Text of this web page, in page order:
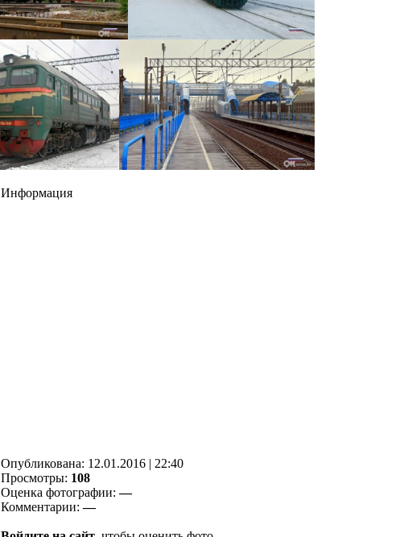
Информация
Опубликованa: 12.01.2016 | 22:40
Просмотры: 108
Оценка фотографии:—
Комментарии:—